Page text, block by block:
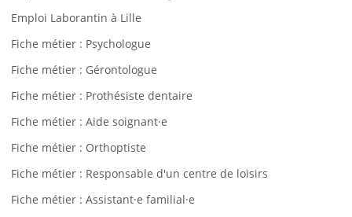
Emploi Laborantin à Lille
Fiche métier : Psychologue
Fiche métier : Gérontologue
Fiche métier : Prothésiste dentaire
Fiche métier : Aide soignant·e
Fiche métier : Orthoptiste
Fiche métier : Responsable d'un centre de loisirs
Fiche métier : Assistant·e familial·e